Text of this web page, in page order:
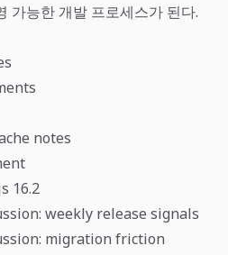
가능한 개발 프로세스가 된다.
notes
16.2
weekly release signals
migration friction